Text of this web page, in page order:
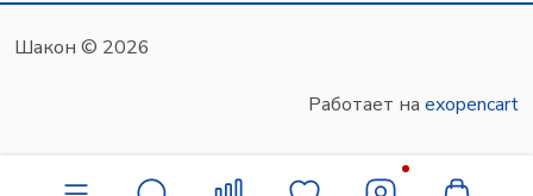
Шакон © 2026
Работает на exopencart